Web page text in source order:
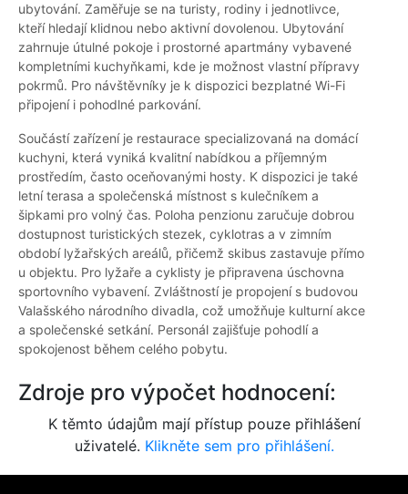
ubytování. Zaměřuje se na turisty, rodiny i jednotlivce,
kteří hledají klidnou nebo aktivní dovolenou. Ubytování
zahrnuje útulné pokoje i prostorné apartmány vybavené
kompletními kuchyňkami, kde je možnost vlastní přípravy
pokrmů. Pro návštěvníky je k dispozici bezplatné Wi-Fi
připojení i pohodlné parkování.
Součástí zařízení je restaurace specializovaná na domácí
kuchyni, která vyniká kvalitní nabídkou a příjemným
prostředím, často oceňovanými hosty. K dispozici je také
letní terasa a společenská místnost s kulečníkem a
šipkami pro volný čas. Poloha penzionu zaručuje dobrou
dostupnost turistických stezek, cyklotras a v zimním
období lyžařských areálů, přičemž skibus zastavuje přímo
u objektu. Pro lyžaře a cyklisty je připravena úschovna
sportovního vybavení. Zvláštností je propojení s budovou
Valašského národního divadla, což umožňuje kulturní akce
a společenské setkání. Personál zajišťuje pohodlí a
spokojenost během celého pobytu.
Zdroje pro výpočet hodnocení:
K těmto údajům mají přístup pouze přihlášení
uživatelé. Klikněte sem pro přihlášení.